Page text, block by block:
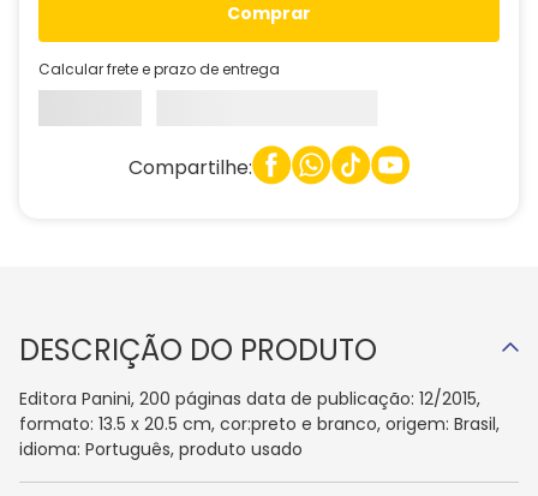
comprar
Calcular frete e prazo de entrega
Compartilhe:
DESCRIÇÃO DO PRODUTO
Editora Panini, 200 páginas data de publicação: 12/2015,
formato: 13.5 x 20.5 cm, cor:preto e branco, origem: Brasil,
idioma: Português, produto usado